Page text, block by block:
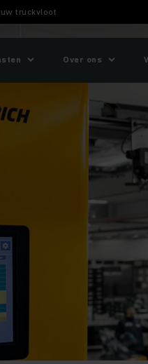
truckvloot
Over ons